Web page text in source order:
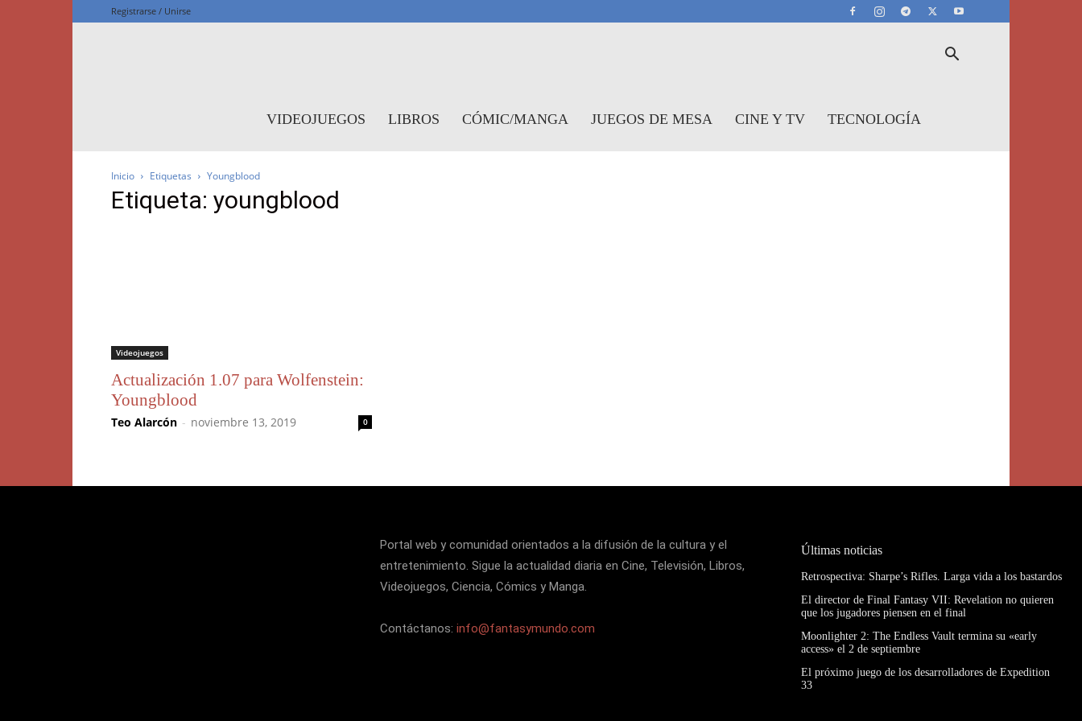
Registrarse / Unirse
VIDEOJUEGOS LIBROS CÓMIC/MANGA JUEGOS DE MESA CINE Y TV TECNOLOGÍA
Inicio Etiquetas Youngblood
Etiqueta: youngblood
Videojuegos
Actualización 1.07 para Wolfenstein:
Youngblood
Teo Alarcón - noviembre 13, 2019 0
Portal web y comunidad orientados a la difusión de la cultura y el
entretenimiento. Sigue la actualidad diaria en Cine, Televisión, Libros,
Videojuegos, Ciencia, Cómics y Manga.
Contáctanos: info@fantasymundo.com
Últimas noticias
Retrospectiva: Sharpe’s Rifles. Larga vida a los bastardos
El director de Final Fantasy VII: Revelation no quieren
que los jugadores piensen en el final
Moonlighter 2: The Endless Vault termina su «early
access» el 2 de septiembre
El próximo juego de los desarrolladores de Expedition
33